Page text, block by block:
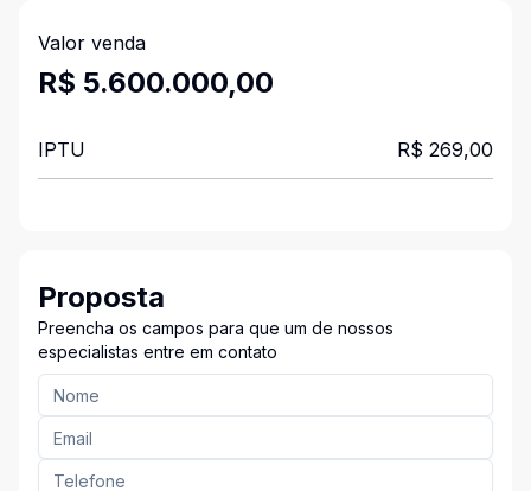
Valor venda
R$ 5.600.000,00
IPTU R$ 269,00
Proposta
Preencha os campos para que um de nossos
especialistas entre em contato